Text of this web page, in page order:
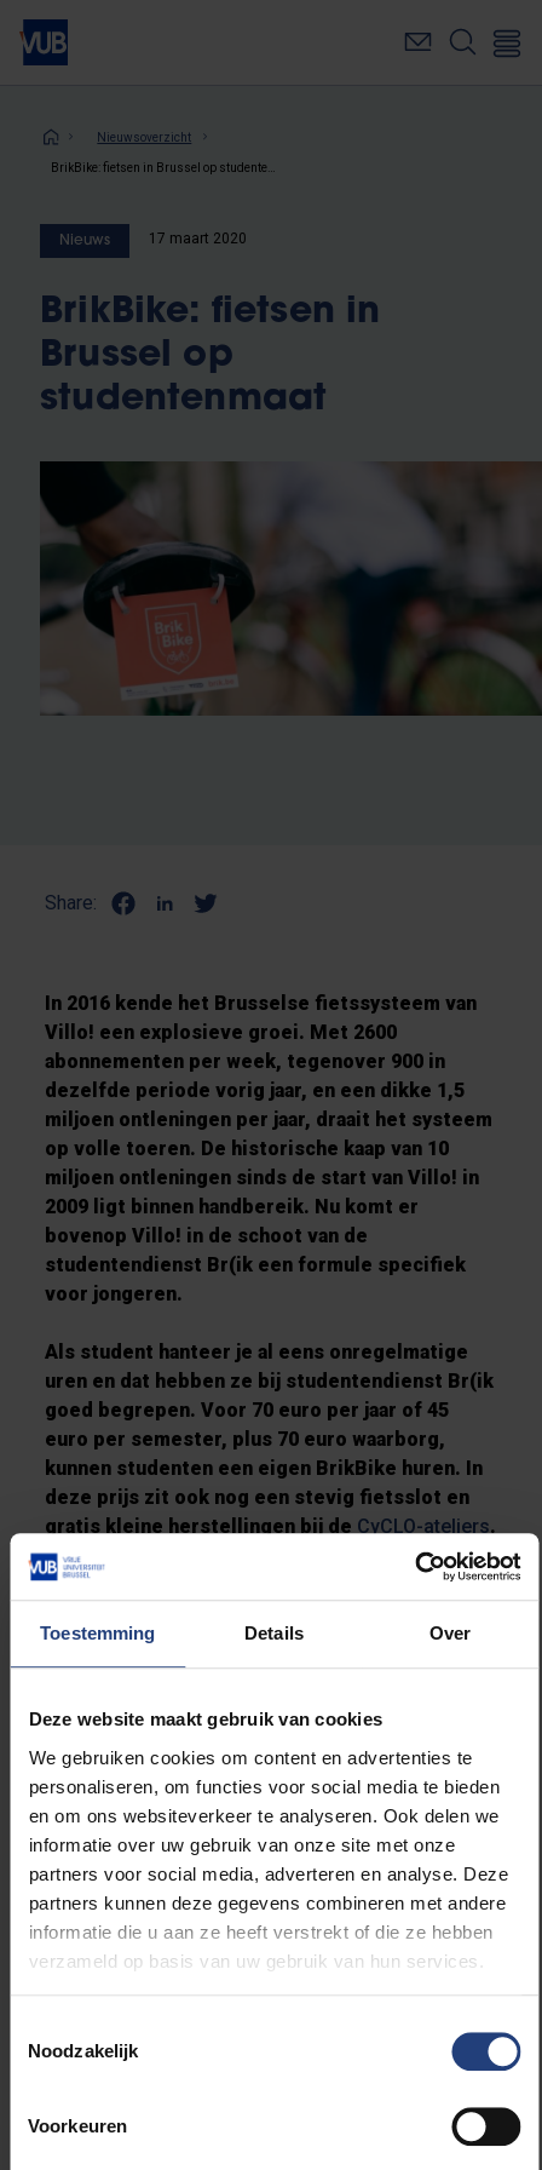
Toestemming Details Over
Deze website maakt gebruik van cookies
We gebruiken cookies om content en advertenties te
personaliseren, om functies voor social media te bieden
en om ons websiteverkeer te analyseren. Ook delen we
informatie over uw gebruik van onze site met onze
partners voor social media, adverteren en analyse. Deze
partners kunnen deze gegevens combineren met andere
informatie die u aan ze heeft verstrekt of die ze hebben
verzameld op basis van uw gebruik van hun services.
Noodzakelijk
Voorkeuren
Overslaan
naar
inhoudKruimelpad
Nieuwsoverzicht
Nieuws 17 maart 2020
BrikBike: fietsen in
Brussel op
studentenmaat
Share:
In 2016 kende het Brusselse fietssysteem van
Villo! een explosieve groei. Met 2600
abonnementen per week, tegenover 900 in
dezelfde periode vorig jaar, en een dikke 1,5
miljoen ontleningen per jaar, draait het systeem
op volle toeren. De historische kaap van 10
miljoen ontleningen sinds de start van Villo! in
2009 ligt binnen handbereik. Nu komt er
bovenop Villo! in de schoot van de
studentendienst Br(ik een formule specifiek
voor jongeren.
Als student hanteer je al eens onregelmatige
uren en dat hebben ze bij studentendienst Br(ik
goed begrepen. Voor 70 euro per jaar of 45
euro per semester, plus 70 euro waarborg,
kunnen studenten een eigen BrikBike huren. In
deze prijs zit ook nog een stevig fietsslot en
gratis kleine herstellingen bij de CyCLO-ateliers.
Bij Br(ik zijn ze alvast tevreden met de goede
binnen en het project wordt feestelijk
afgetrapt op 12 oktober. Meer info vind je op
fietsroutes in Brussel, dedo’sendon’ts
onderhouden van je fiets en meer.
Lees meer over:
weKONEKT